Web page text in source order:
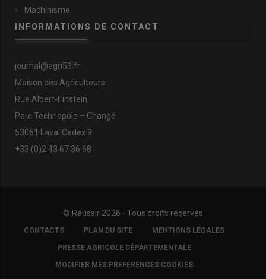
Machinisme
INFORMATIONS DE CONTACT
journal@agri53.fr
Maison des Agriculteurs
Rue Albert-Einstein
Parc Technopôle – Changé
53061 Laval Cedex 9
+33 (0)2 43 67 36 68
© Réussir 2026 - Tous droits réservés
FOOTER
COPYRIGHT
CONTACTS PLAN DU SITE MENTIONS LÉGALES
PRESSE AGRICOLE DÉPARTEMENTALE
MODIFIER MES PRÉFÉRENCES COOKIES